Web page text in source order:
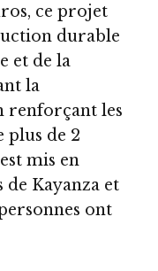
ce projet
durable
et de la
la
renforçant les
plus de 2
mis en
Kayanza et
ont